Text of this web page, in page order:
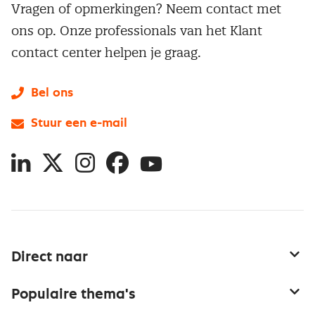
Direct naar
Populaire thema's
Vragen of opmerkingen? Neem contact met
ons op. Onze professionals van het Klant
contact center helpen je graag.
Bel ons
Stuur een e-mail
LinkedIn
X InstagramFacebookYouTube